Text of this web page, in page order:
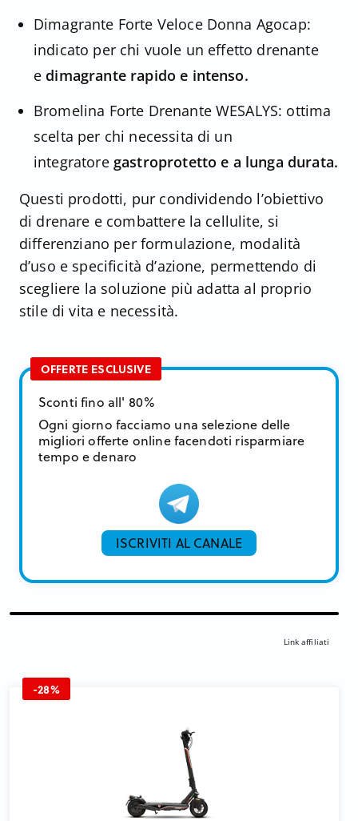
Dimagrante Forte Veloce Donna Agocap:
indicato per chi vuole un effetto drenante
e dimagrante rapido e intenso.
Bromelina Forte Drenante WESALYS: ottima
scelta per chi necessita di un
integratore gastroprotetto e a lunga durata.
Questi prodotti, pur condividendo l’obiettivo
di drenare e combattere la cellulite, si
differenziano per formulazione, modalità
d’uso e specificità d’azione, permettendo di
scegliere la soluzione più adatta al proprio
stile di vita e necessità.
OFFERTE ESCLUSIVE
Sconti fino all' 80%
Ogni giorno facciamo una selezione delle
migliori offerte online facendoti risparmiare
tempo e denaro
ISCRIVITI AL CANALE
Link affiliati
-28%